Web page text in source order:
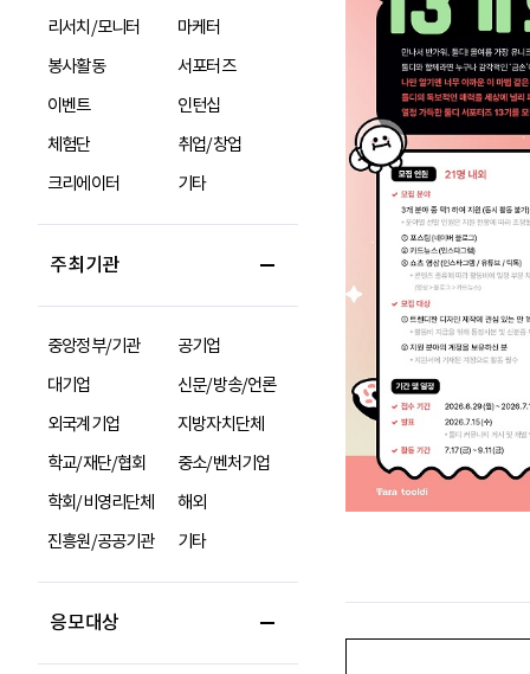
리서치/모니터
마케터
봉사활동
서포터즈
이벤트
인턴십
체험단
취업/창업
크리에이터
기타
주최기관
중앙정부/기관
공기업
대기업
신문/방송/언론
외국계기업
지방자치단체
학교/재단/협회
중소/벤처기업
학회/비영리단체
해외
진흥원/공공기관
기타
응모대상